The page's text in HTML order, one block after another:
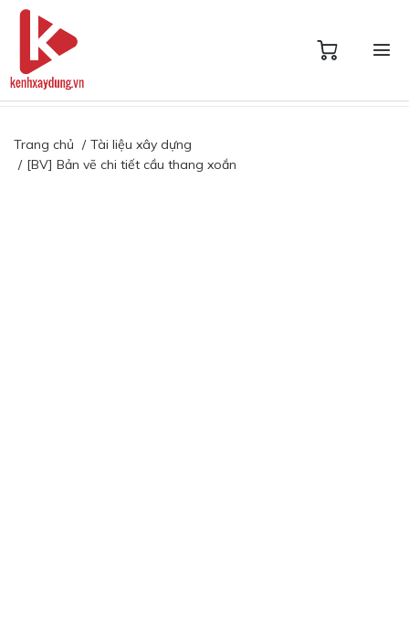
Trang chủ
Tài liệu xây dựng
[BV] Bản vẽ chi tiết cầu thang xoắn